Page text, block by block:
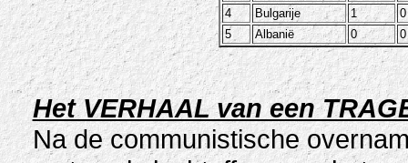
4
Bulgarije 1
0
5
Albanië 0 0
Het VERHAAL van een
Na de communistische